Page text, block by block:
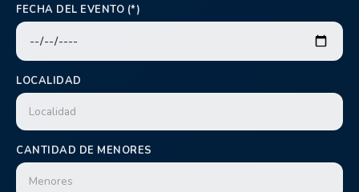
FECHA DEL EVENTO (*)
LOCALIDAD
CANTIDAD DE MENORES